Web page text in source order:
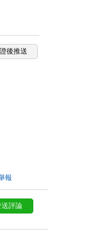
後推送
報
送評論